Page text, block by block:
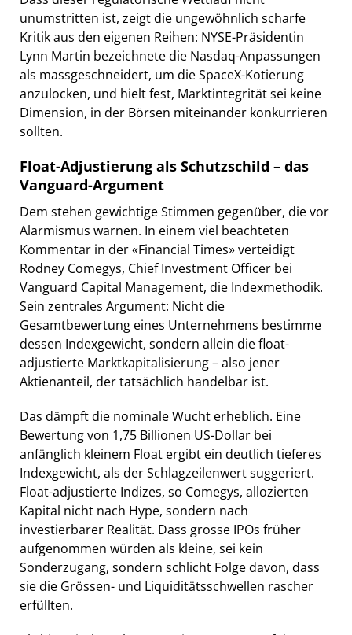
unumstritten ist, zeigt die ungewöhnlich scharfe
Kritik aus den eigenen Reihen: NYSE-Präsidentin
Lynn Martin bezeichnete die Nasdaq-Anpassungen
als massgeschneidert, um die SpaceX-Kotierung
anzulocken, und hielt fest, Marktintegrität sei keine
Dimension, in der Börsen miteinander konkurrieren
sollten.
Float-Adjustierung als Schutzschild – das
Vanguard-Argument
Dem stehen gewichtige Stimmen gegenüber, die vor
Alarmismus warnen. In einem viel beachteten
Kommentar in der «Financial Times» verteidigt
Rodney Comegys, Chief Investment Officer bei
Vanguard Capital Management, die Indexmethodik.
Sein zentrales Argument: Nicht die
Gesamtbewertung eines Unternehmens bestimme
dessen Indexgewicht, sondern allein die float-
adjustierte Marktkapitalisierung – also jener
Aktienanteil, der tatsächlich handelbar ist.
Das dämpft die nominale Wucht erheblich. Eine
Bewertung von 1,75 Billionen US-Dollar bei
anfänglich kleinem Float ergibt ein deutlich tieferes
Indexgewicht, als der Schlagzeilenwert suggeriert.
Float-adjustierte Indizes, so Comegys, allozierten
Kapital nicht nach Hype, sondern nach
investierbarer Realität. Dass grosse IPOs früher
aufgenommen würden als kleine, sei kein
Sonderzugang, sondern schlicht Folge davon, dass
sie die Grössen- und Liquiditätsschwellen rascher
erfüllten.